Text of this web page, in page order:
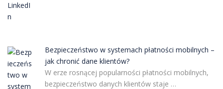
Bezpieczeństwo w systemach płatności mobilnych –
jak chronić dane klientów?
W erze rosnącej popularności płatności mobilnych,
bezpieczeństwo danych klientów staje …